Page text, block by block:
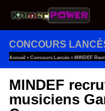
Au dessous du
CONCOURS
Accueil » Concours Lancés » MINDEF
MINDEF
musiciens